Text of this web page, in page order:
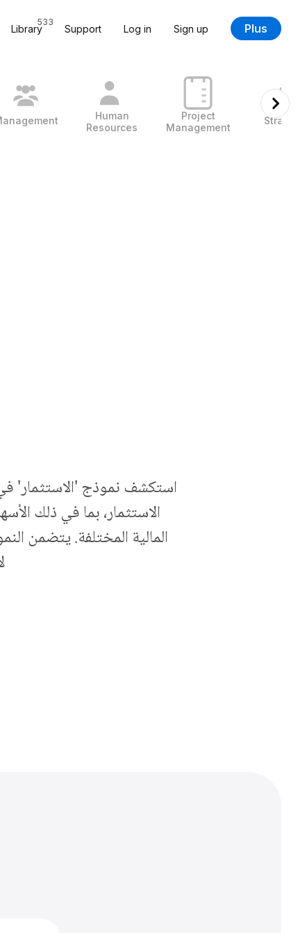
Library
533
Support Log in Sign up Plus
Human
Resources
Project
Management
استكشف نموذج 'الاستثمار'
الاستثمار، بما في ذلك
المالية المختلفة. يتضمن